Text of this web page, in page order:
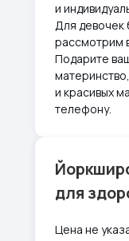
и
Для девочек
рассмотрим
Подарите
и красивых
телефону.
для
Цена не